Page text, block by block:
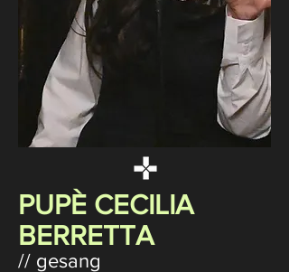
PUPÈ CECILIA
BERRETTA
// gesang